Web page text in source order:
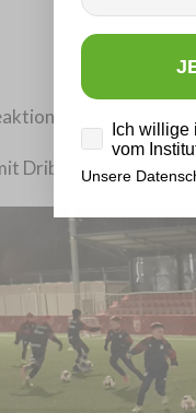
und Spielfreude
Dribbling
Datenschutz
Ich willige
vom
Unsere